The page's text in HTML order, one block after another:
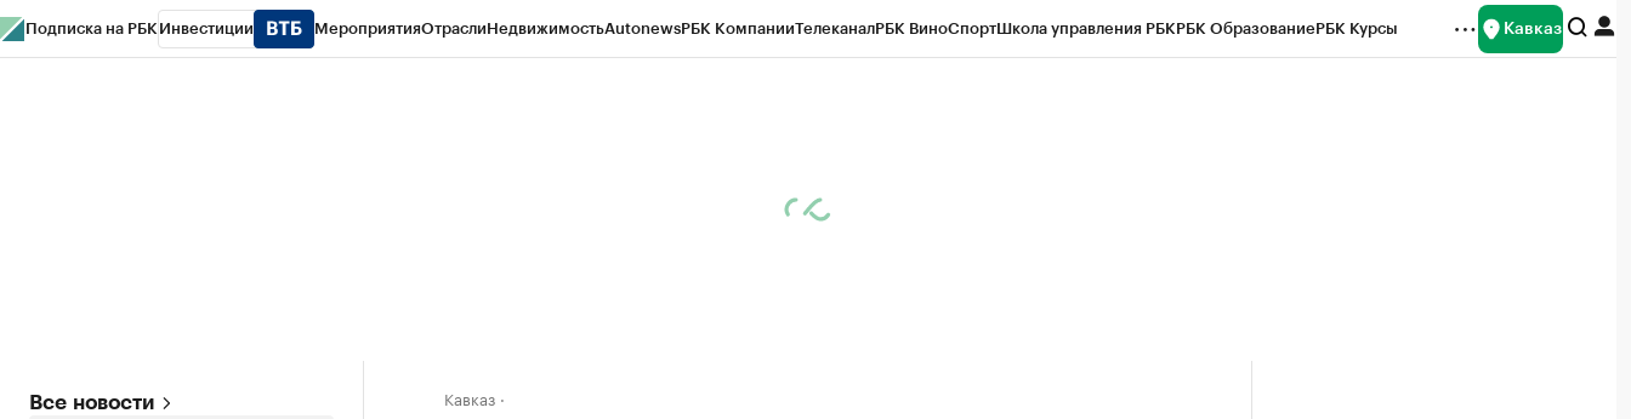
Подписка на РБК Инвестиции МероприятияОтраслиНедвижимостьAutonewsРБК КомпанииТелеканалРБК ВиноСпортШкола управления РБКРБК ОбразованиеРБК Курсы Кавказ
Все новости Кавказ